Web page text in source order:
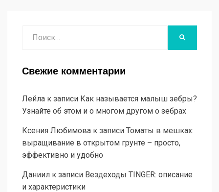
Свежие комментарии
Лейла к записи Как называется малыш зебры?
Узнайте об этом и о многом другом о зебрах
Ксения Любимова к записи Томаты в мешках:
выращивание в открытом грунте – просто,
эффективно и удобно
Даниил к записи Вездеходы TINGER: описание
и характеристики